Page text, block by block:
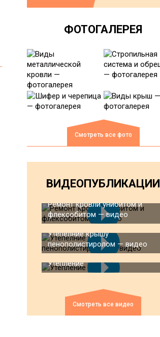
ФОТОГАЛЕРЕЯ
Смотреть все фото
ВИДЕОПУБЛИКАЦИИ
Ремонт кровли унибитом и
флексобитом — видео
Утепелние крышу
пенополистиролом — видео
Утепление
Смотреть все видео